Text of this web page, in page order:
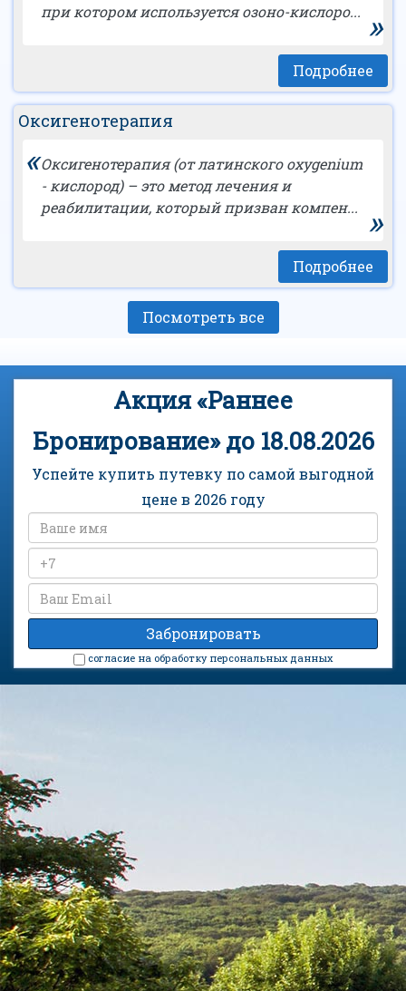
при котором используется озоно-кислоро... »
Подробнее
Оксигенотерапия
«Оксигенотерапия (от латинского оxygenium
- кислород) – это метод лечения и
реабилитации, который призван компен...
»
Подробнее
Посмотреть все
Акция «Раннее
Бронирование» до 18.08.2026
Успейте купить путевку по самой выгодной
цене в 2026 году
cогласие на обработку персональных данных
Санатории на карте